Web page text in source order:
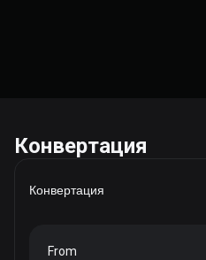
Конвертация
Конвертация
From